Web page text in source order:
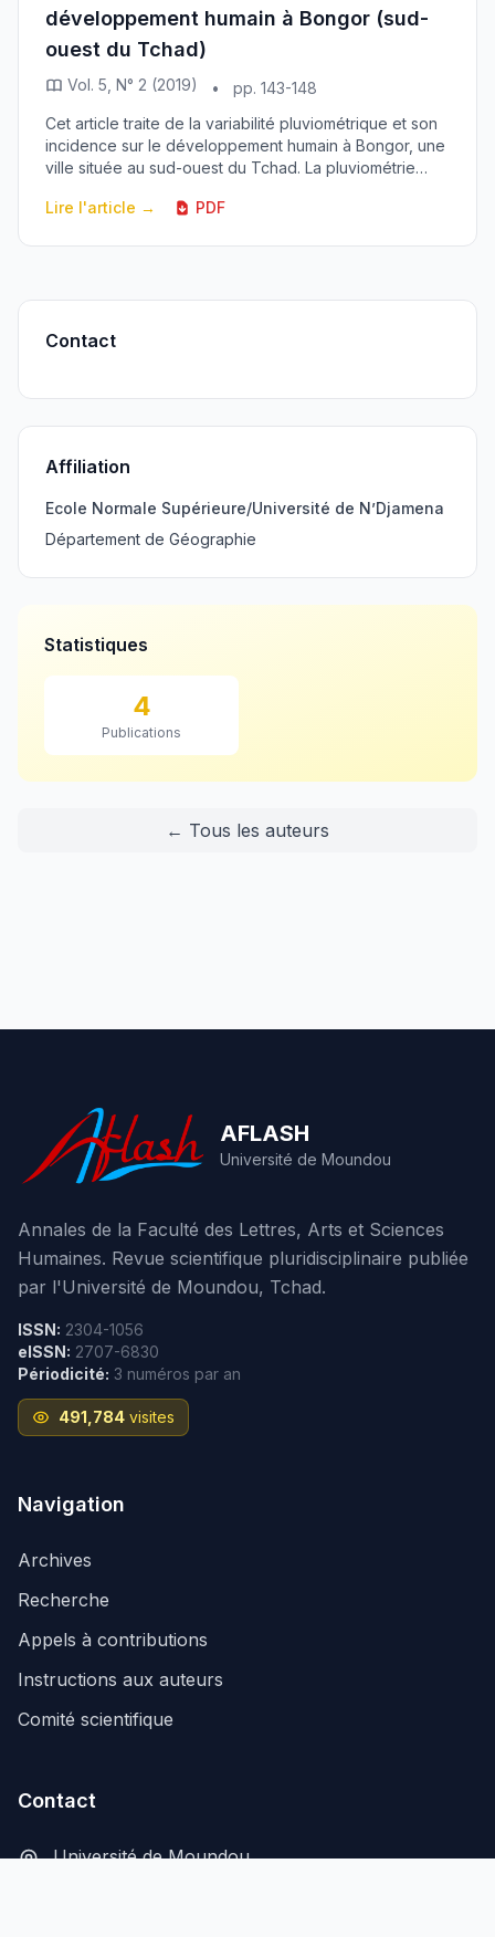
développement humain à Bongor (sud-
ouest du Tchad)
Vol. 5, N° 2 (2019) •
pp. 143-148
Cet article traite de la variabilité pluviométrique et son
incidence sur le développement humain à Bongor, une
ville située au sud-ouest du Tchad. La pluviométrie
Lire l'article →
PDF
Contact
Affiliation
Ecole Normale Supérieure/Université de N’Djamena
Département de Géographie
Statistiques
4
Publications
← Tous les auteurs
AFLASH
Université de Moundou
Annales de la Faculté des Lettres, Arts et Sciences
Humaines. Revue scientifique pluridisciplinaire publiée
par l'Université de Moundou, Tchad.
ISSN: 2304-1056
eISSN: 2707-6830
Périodicité: 3 numéros par an
491,784 visites
Navigation
Archives
Recherche
Appels à contributions
Instructions aux auteurs
Comité scientifique
Contact
Université de Moundou